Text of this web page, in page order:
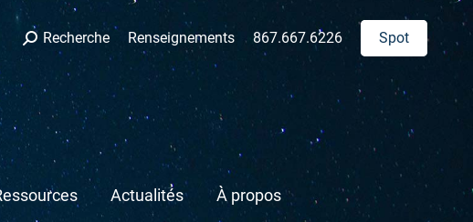
Recherche
Recherche Renseignements 867.667.6226 Spot
Actualités À propos